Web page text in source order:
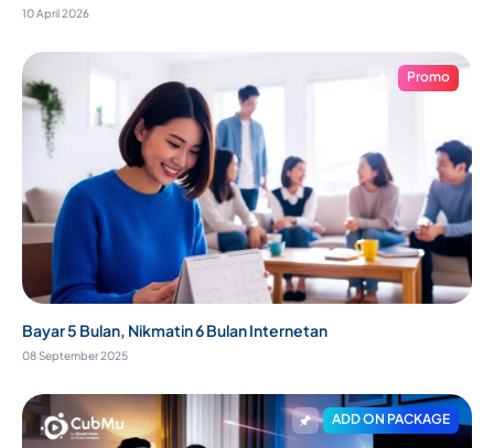
10 April 2026
Promo
Bayar 5 Bulan, Nikmatin 6 Bulan Internetan
08 September 2025
ADD ON PACKAGE